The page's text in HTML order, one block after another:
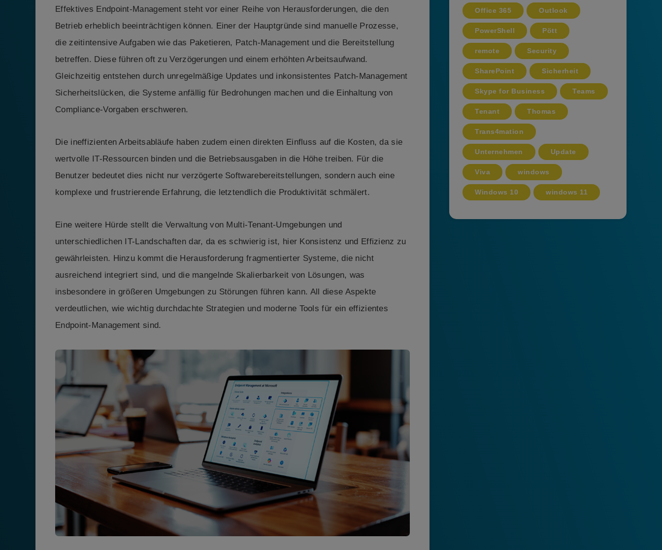
Effektives Endpoint-Management steht vor einer Reihe von Herausforderungen, die den
Betrieb erheblich beeinträchtigen können. Einer der Hauptgründe sind manuelle Prozesse,
die zeitintensive Aufgaben wie das Paketieren, Patch-Management und die Bereitstellung
betreffen. Diese führen oft zu Verzögerungen und einem erhöhten Arbeitsaufwand.
Gleichzeitig entstehen durch unregelmäßige Updates und inkonsistentes Patch-Management
Sicherheitslücken, die Systeme anfällig für Bedrohungen machen und die Einhaltung von
Compliance-Vorgaben erschweren.
Die ineffizienten Arbeitsabläufe haben zudem einen direkten Einfluss auf die Kosten, da sie
wertvolle IT-Ressourcen binden und die Betriebsausgaben in die Höhe treiben. Für die
Benutzer bedeutet dies nicht nur verzögerte Softwarebereitstellungen, sondern auch eine
komplexe und frustrierende Erfahrung, die letztendlich die Produktivität schmälert.
Eine weitere Hürde stellt die Verwaltung von Multi-Tenant-Umgebungen und
unterschiedlichen IT-Landschaften dar, da es schwierig ist, hier Konsistenz und Effizienz zu
gewährleisten. Hinzu kommt die Herausforderung fragmentierter Systeme, die nicht
ausreichend integriert sind, und die mangelnde Skalierbarkeit von Lösungen, was
insbesondere in größeren Umgebungen zu Störungen führen kann. All diese Aspekte
verdeutlichen, wie wichtig durchdachte Strategien und moderne Tools für ein effizientes
Endpoint-Management sind.
Office 365 Outlook
PowerShell Pött
remote Security
SharePoint Sicherheit
Skype for Business Teams
Tenant Thomas
Trans4mation
Unternehmen Update
Viva windows
Windows 10 windows 11